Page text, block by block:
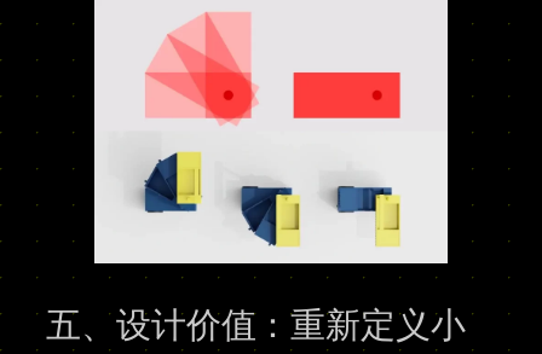
五、设计价值：重新定义小